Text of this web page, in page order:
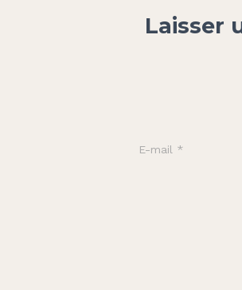
Laisser
E-mail *